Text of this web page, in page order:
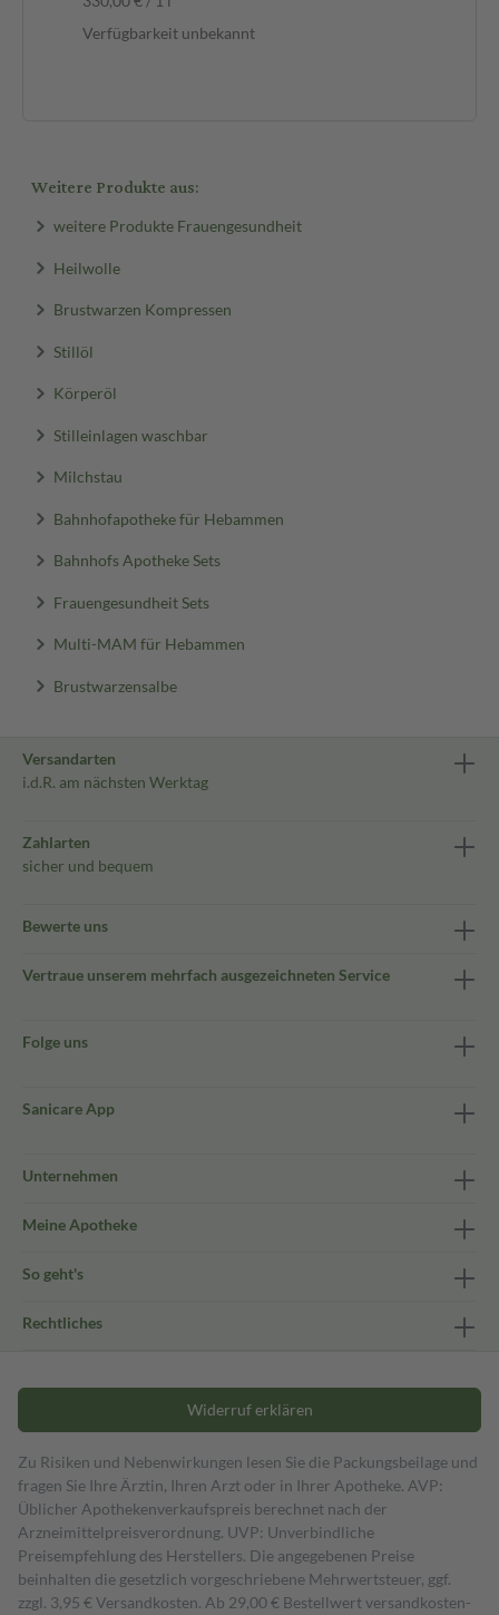
Verfügbarkeit unbekannt
Weitere Produkte aus:
weitere Produkte Frauengesundheit
Heilwolle
Brustwarzen Kompressen
Stillöl
Körperöl
Stilleinlagen waschbar
Milchstau
Bahnhofapotheke für Hebammen
Bahnhofs Apotheke Sets
Frauengesundheit Sets
Multi-MAM für Hebammen
Brustwarzensalbe
Versandarten
i.d.R. am nächsten Werktag
Zahlarten
sicher und bequem
Bewerte uns
Vertraue unserem mehrfach ausgezeichneten Service
Folge uns
Sanicare App
Unternehmen
Meine Apotheke
So geht's
Rechtliches
Widerruf erklären
Zu Risiken und Nebenwirkungen lesen Sie die Packungsbeilage und
fragen Sie Ihre Ärztin, Ihren Arzt oder in Ihrer Apotheke. AVP:
Üblicher Apothekenverkaufspreis berechnet nach der
Arzneimittelpreisverordnung. UVP: Unverbindliche
Preisempfehlung des Herstellers. Die angegebenen Preise
beinhalten die gesetzlich vorgeschriebene Mehrwertsteuer, ggf.
zzgl. 3,95 € Versandkosten. Ab 29,00 € Bestell­wert versand­kosten­